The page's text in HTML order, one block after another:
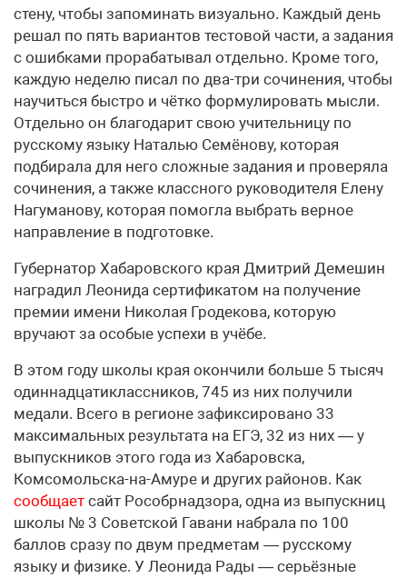
стену, чтобы запоминать визуально. Каждый день
решал по пять вариантов тестовой части, а задания
с ошибками прорабатывал отдельно. Кроме того,
каждую неделю писал по два-три сочинения, чтобы
научиться быстро и чётко формулировать мысли.
Отдельно он благодарит свою учительницу по
русскому языку Наталью Семёнову, которая
подбирала для него сложные задания и проверяла
сочинения, а также классного руководителя Елену
Нагуманову, которая помогла выбрать верное
направление в подготовке.
Губернатор Хабаровского края Дмитрий Демешин
наградил Леонида сертификатом на получение
премии имени Николая Гродекова, которую
вручают за особые успехи в учёбе.
В этом году школы края окончили больше 5 тысяч
одиннадцатиклассников, 745 из них получили
медали. Всего в регионе зафиксировано 33
максимальных результата на ЕГЭ, 32 из них — у
выпускников этого года из Хабаровска,
Комсомольска-на-Амуре и других районов. Как
сообщает сайт Рособрнадзора, одна из выпускниц
школы № 3 Советской Гавани набрала по 100
баллов сразу по двум предметам — русскому
языку и физике. У Леонида Рады — серьёзные